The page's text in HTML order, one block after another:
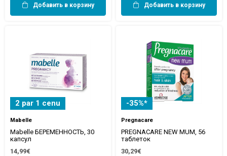
Добавить в корзину Добавить в корзину
2 par 1 cenu
Mabelle
Mabelle БЕРЕМЕННОСТЬ, 30
капсул
14,99€
-35%*
Pregnacare
PREGNACARE NEW MUM, 56
таблеток
30,29€